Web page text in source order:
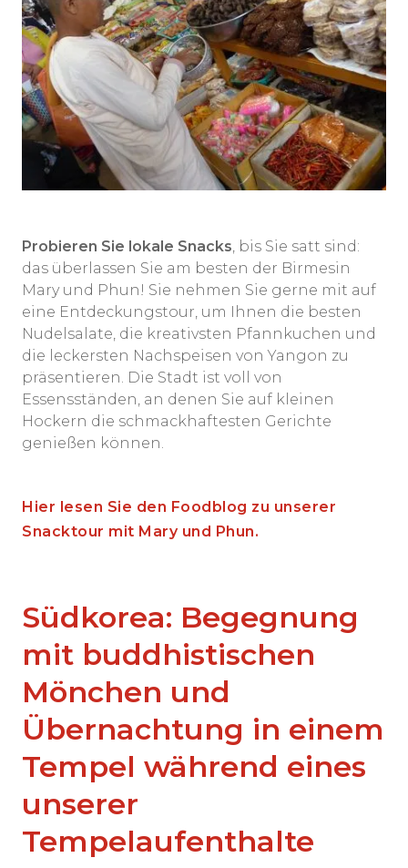
Probieren Sie lokale Snacks , bis Sie satt sind:
das überlassen Sie am besten der Birmesin
Mary und Phun! Sie nehmen Sie gerne mit auf
eine Entdeckungstour, um Ihnen die besten
Nudelsalate, die kreativsten Pfannkuchen und
die leckersten Nachspeisen von Yangon zu
präsentieren. Die Stadt ist voll von
Essensständen, an denen Sie auf kleinen
Hockern die schmackhaftesten Gerichte
genießen können.
Hier lesen Sie den Foodblog zu unserer
Snacktour mit Mary und Phun.
Südkorea: Begegnung
mit buddhistischen
Mönchen und
Übernachtung in einem
Tempel während eines
unserer
Tempelaufenthalte